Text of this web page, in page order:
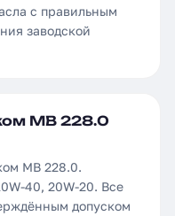
с правильным
заводской
MB 228.0
MB 228.0.
40, 20W-20. Все
допуском